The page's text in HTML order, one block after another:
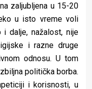
zaljubljena u 15-20
u isto vreme voli
dalje, nažalost, nije
i razne druge
odnosu. U tom
politička borba.
i korisnosti, u